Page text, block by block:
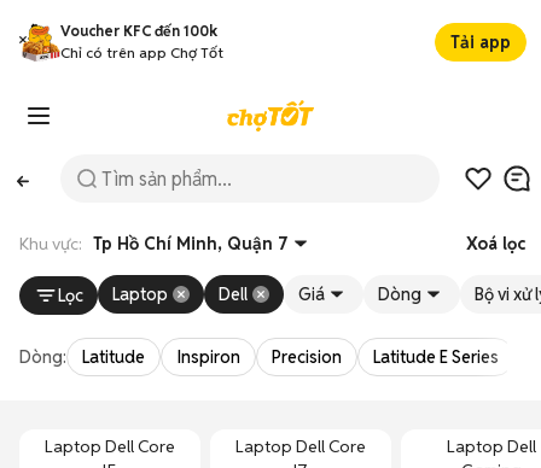
Voucher KFC đến 100k
Chỉ có trên app Chợ Tốt
Tải app
Khu vực: Tp Hồ Chí Minh, Quận 7 Xoá lọc
Lọc Laptop Dell Giá Dòng Bộ vi xử
Dòng: Latitude Inspiron Precision Latitude E Series
Laptop Dell Core
Laptop Dell Core
Laptop Dell